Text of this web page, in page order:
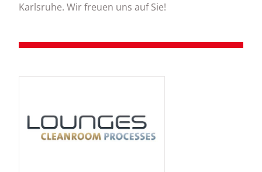
Karlsruhe. Wir freuen uns auf Sie!